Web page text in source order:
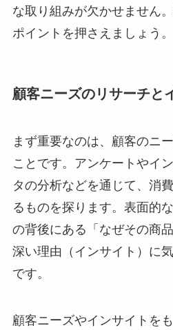
な取り組みが欠かせません
ポイントを押さえましょう。
顧客ニーズのリサーチと
まず重要なのは、顧客のニ
ことです。アンケートやイ
タの分析などを通じて、消
るものを探ります。表面的
の背後にある「なぜその商
深い理由（インサイト）に
です。
顧客ニーズやインサイトを